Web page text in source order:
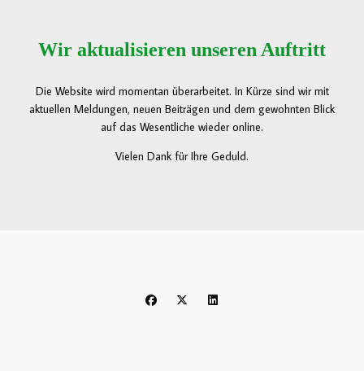
Wir aktualisieren unseren Auftritt
Die Website wird momentan überarbeitet. In Kürze sind wir mit
aktuellen Meldungen, neuen Beiträgen und dem gewohnten Blick
auf das Wesentliche wieder online.
Vielen Dank für Ihre Geduld.